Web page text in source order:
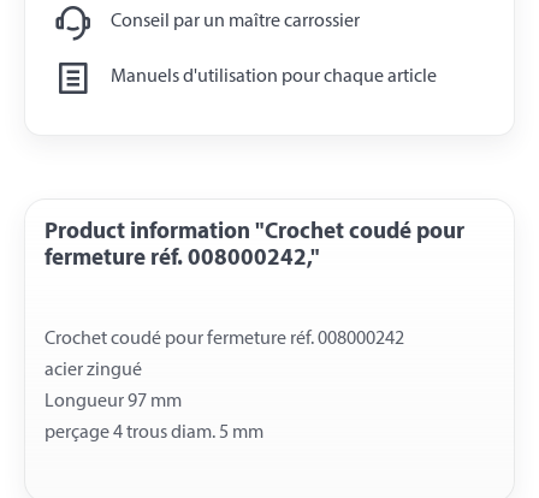
Conseil par un maître carrossier
Manuels d'utilisation pour chaque article
Product information "Crochet coudé pour
fermeture réf. 008000242,"
Crochet coudé pour fermeture réf. 008000242
acier zingué
Longueur 97 mm